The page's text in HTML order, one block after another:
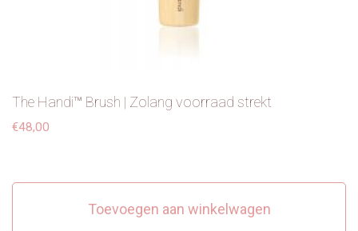
The Handi™ Brush | Zolang voorraad strekt
€48,00
Toevoegen aan winkelwagen